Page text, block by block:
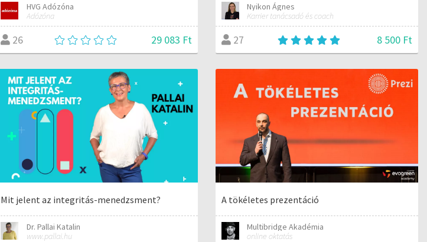
HVG Adózóna
Adózóna
26 29 083 Ft
Nyikon Ágnes
Karrier tanácsadó és coach
27 8 500 Ft
Mit jelent az integritás-menedzsment?
Dr. Pallai Katalin
www.pallai.hu
A tökéletes prezentáció
Multibridge Akadémia
online oktatás